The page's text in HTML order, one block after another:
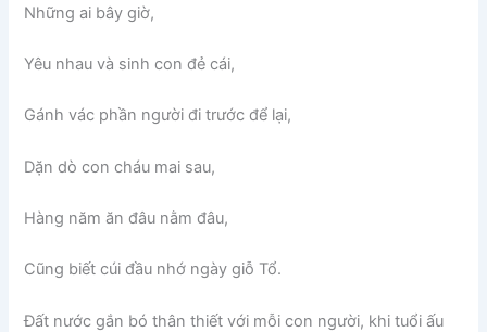
Những ai bây giờ,
Yêu nhau và sinh con đẻ cái,
Gánh vác phần người đi trước để lại,
Dặn dò con cháu mai sau,
Hàng năm ăn đâu nằm đâu,
Cũng biết cúi đầu nhớ ngày giỗ Tổ.
Đất nước gắn bó thân thiết với mỗi con người, khi tuổi ấu